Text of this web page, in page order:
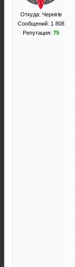
Откуда: Чернігів
Сообщений: 1 808
Репутация: 75